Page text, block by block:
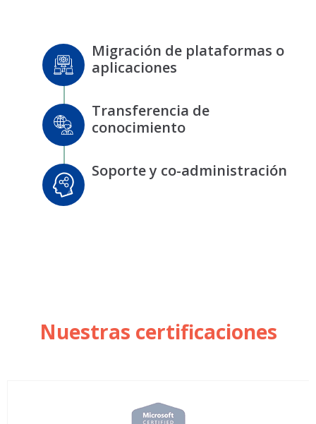
Migración de plataformas o
aplicaciones
Transferencia de
conocimiento
Soporte y co-administración
Nuestras certificaciones